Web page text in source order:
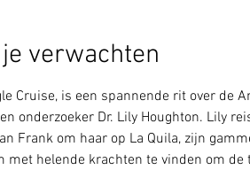
verwachten
Cruise, is een spannende rit over de
onderzoeker Dr. Lily Houghton. Lily
Frank om haar op La Quila, zijn
met helende krachten te vinden om